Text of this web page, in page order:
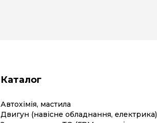
Каталог
Автохімія, мастила
Двигун (навісне обладнання, електрика)